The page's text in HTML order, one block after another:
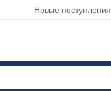
Новые поступления